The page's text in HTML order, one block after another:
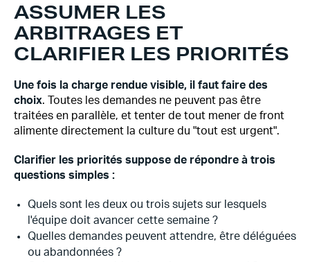
ASSUMER LES
ARBITRAGES ET
CLARIFIER LES PRIORITÉS
Une fois la charge rendue visible, il faut faire des
choix. Toutes les demandes ne peuvent pas être
traitées en parallèle, et tenter de tout mener de front
alimente directement la culture du "tout est urgent".
Clarifier les priorités suppose de répondre à trois
questions simples :
Quels sont les deux ou trois sujets sur lesquels
l'équipe doit avancer cette semaine ?
Quelles demandes peuvent attendre, être déléguées
ou abandonnées ?